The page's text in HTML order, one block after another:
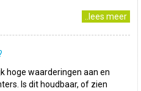
..lees meer
hoge waarderingen aan en
Is dit houdbaar, of zien